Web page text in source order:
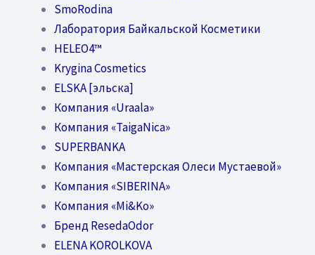
SmoRodina
Лаборатория Байкальской Косметики
HELEO4™
Krygina Cosmetics
ELSKA [эльска]
Компания «Uraala»
Компания «TaigaNica»
SUPERBANKA
Компания «Мастерская Олеси Мустаевой»
Компания «SIBERINA»
Компания «Mi&Ko»
Бренд ResedaOdor
ELENA KOROLKOVA